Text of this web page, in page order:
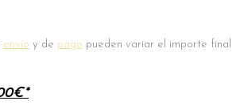
envío y de pago pueden variar el importe final
€*